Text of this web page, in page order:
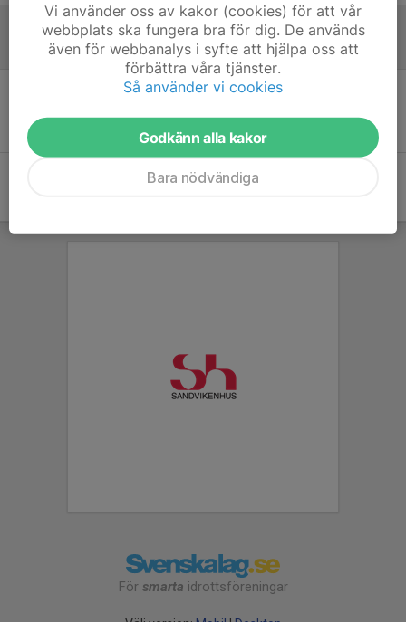
Referat
För smarta idrottsföreningar
Vi använder oss av kakor (cookies) för att vår
webbplats ska fungera bra för dig. De används
även för webbanalys i syfte att hjälpa oss att
förbättra våra tjänster.
Så använder vi cookies
Godkänn alla kakor
Bara nödvändiga